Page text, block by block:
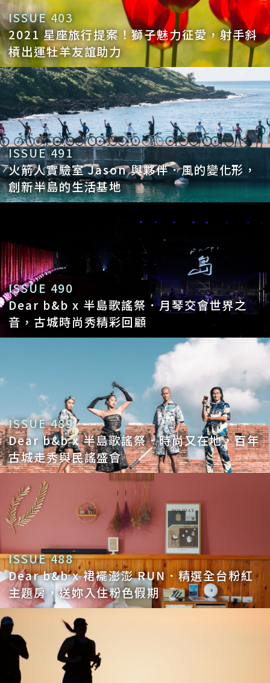
ISSUE 403
2021 星座旅行提案！獅子魅力征愛，射手斜
槓出運牡羊友誼助力
ISSUE 491
火箭人實驗室 Jason 與夥伴．風的變化形，
創新半島的生活基地
ISSUE 490
Dear b&b x 半島歌謠祭．月琴交會世界之
音，古城時尚秀精彩回顧
ISSUE 489
Dear b&b x 半島歌謠祭．時尚又在地，百年
古城走秀與民謠盛會
ISSUE 488
Dear b&b x 裙襬澎澎 RUN．精選全台粉紅
主題房，送妳入住粉色假期